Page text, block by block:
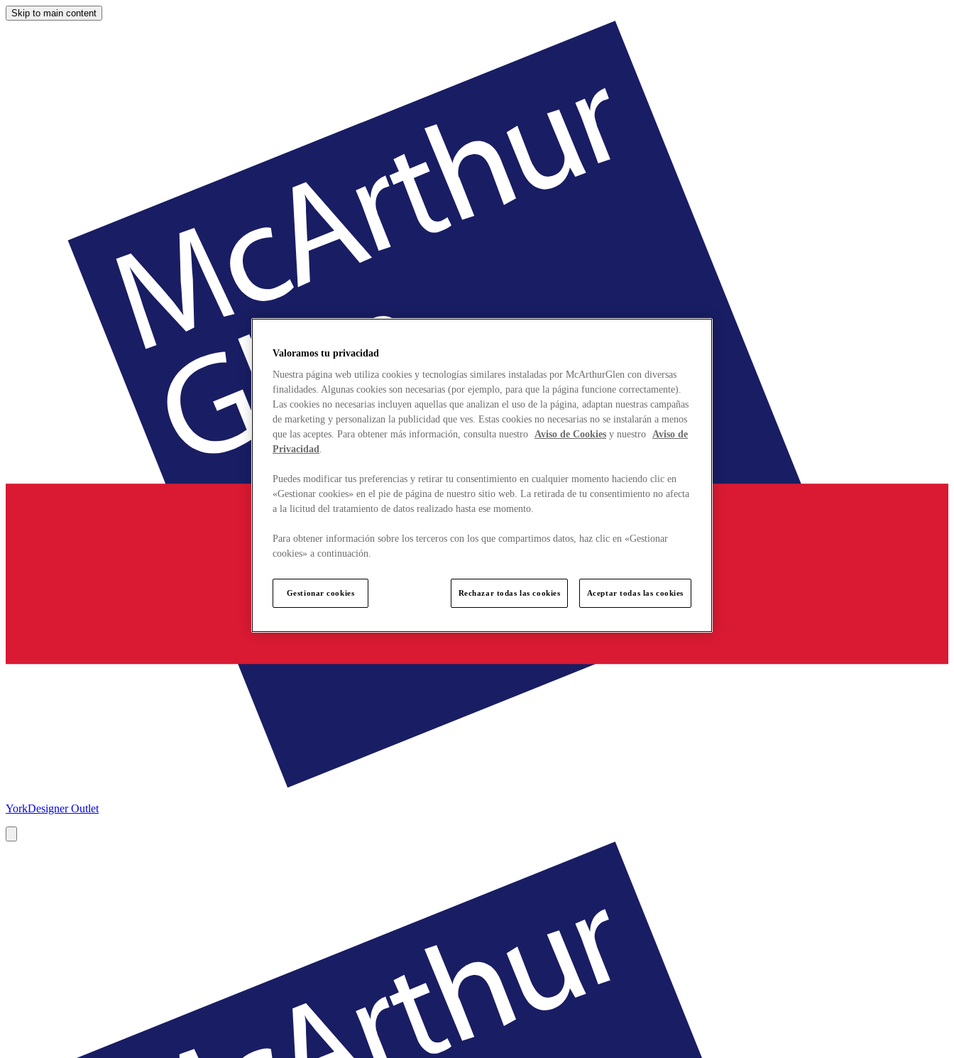
Skip to main content
YorkDesigner Outlet
Valoramos tu privacidad
Nuestra página web utiliza cookies y tecnologías similares instaladas por McArthurGlen con diversas
finalidades. Algunas cookies son necesarias (por ejemplo, para que la página funcione correctamente).
Las cookies no necesarias incluyen aquellas que analizan el uso de la página, adaptan nuestras campañas
de marketing y personalizan la publicidad que ves. Estas cookies no necesarias no se instalarán a menos
que las aceptes. Para obtener más información, consulta nuestro Aviso de Cookies y nuestro Aviso de
Privacidad.
Puedes modificar tus preferencias y retirar tu consentimiento en cualquier momento haciendo clic en
«Gestionar cookies» en el pie de página de nuestro sitio web. La retirada de tu consentimiento no afecta
a la licitud del tratamiento de datos realizado hasta ese momento.
Para obtener información sobre los terceros con los que compartimos datos, haz clic en «Gestionar
cookies» a continuación.
Gestionar cookies Rechazar todas las cookies Aceptar todas las cookies